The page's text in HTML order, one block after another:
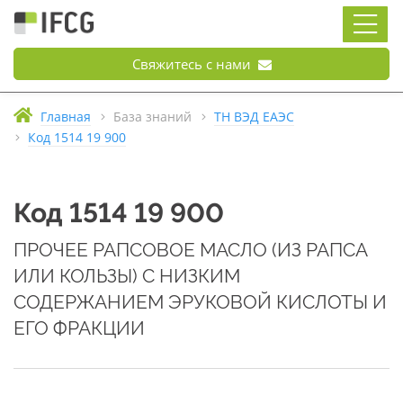
Свяжитесь с нами
Главная База знаний
ТН ВЭД ЕАЭС
Код 1514 19 900
Код 1514 19 900
ПРОЧЕЕ РАПСОВОЕ МАСЛО (ИЗ РАПСА
ИЛИ КОЛЬЗЫ) С НИЗКИМ
СОДЕРЖАНИЕМ ЭРУКОВОЙ КИСЛОТЫ И
ЕГО ФРАКЦИИ